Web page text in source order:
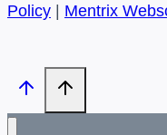
Policy | Mentrix